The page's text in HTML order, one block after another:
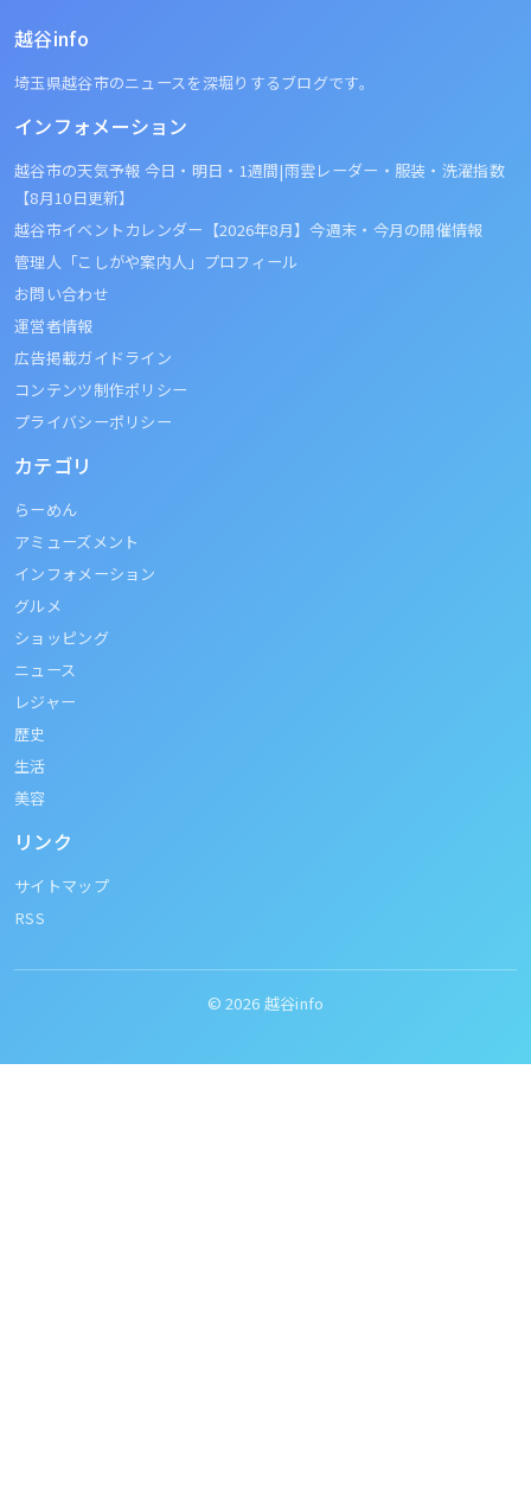
越谷info
埼玉県越谷市のニュースを深堀りするブログです。
インフォメーション
越谷市の天気予報 今日・明日・1週間|雨雲レーダー・服装・洗濯指数
【8月10日更新】
越谷市イベントカレンダー【2026年8月】今週末・今月の開催情報
管理人「こしがや案内人」プロフィール
お問い合わせ
運営者情報
広告掲載ガイドライン
コンテンツ制作ポリシー
プライバシーポリシー
カテゴリ
らーめん
アミューズメント
インフォメーション
グルメ
ショッピング
ニュース
レジャー
歴史
生活
美容
リンク
サイトマップ
RSS
© 2026 越谷info